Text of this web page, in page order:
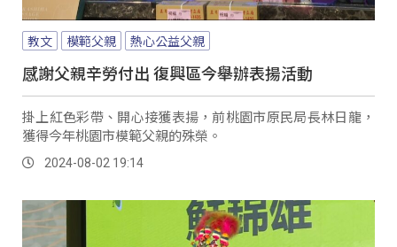
教文 模範父親 熱心公益父親
感謝父親辛勞付出 復興區今舉辦表揚活動
掛上紅色彩帶、開心接獲表揚，前桃園市原民局長林日龍，
獲得今年桃園市模範父親的殊榮。
2024-08-02 19:14